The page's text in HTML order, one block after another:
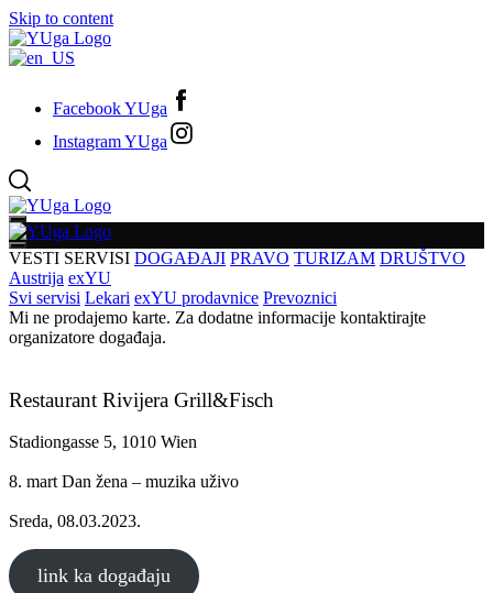
Skip to content
Facebook YUga
Instagram YUga
VESTI SERVISI DOGAĐAJI PRAVO TURIZAM DRUŠTVO
Austrija exYU
Svi servisi Lekari exYU prodavnice Prevoznici
Mi ne prodajemo karte. Za dodatne informacije kontaktirajte
organizatore događaja.
Restaurant Rivijera Grill&Fisch
Stadiongasse 5, 1010 Wien
8. mart Dan žena – muzika uživo
Sreda, 08.03.2023.
link ka događaju